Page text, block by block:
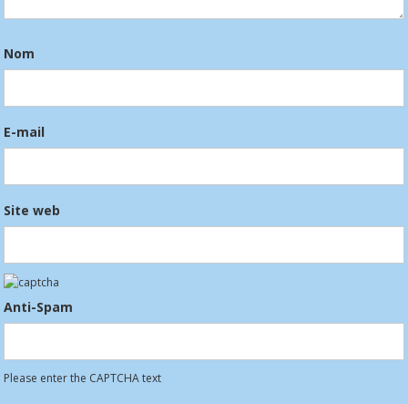
Nom
E-mail
Site web
Anti-Spam
Please enter the CAPTCHA text